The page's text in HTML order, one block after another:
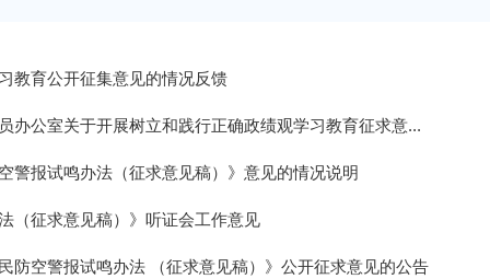
教育公开征集意见的情况反馈
办公室关于开展树立和践行正确政绩观学习教育征求意...
警报试鸣办法（征求意见稿）》意见的情况说明
（征求意见稿）》听证会工作意见
防空警报试鸣办法 （征求意见稿）》公开征求意见的公告